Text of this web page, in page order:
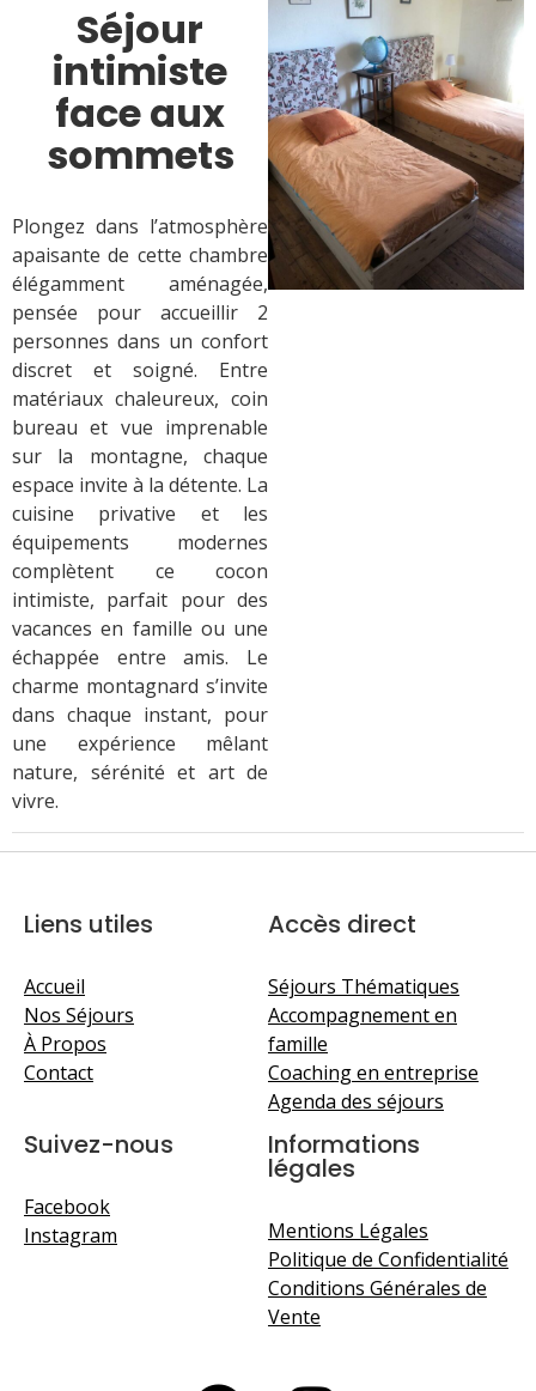
Séjour
intimiste
face aux
sommets
Plongez dans l’atmosphère
apaisante de cette chambre
élégamment aménagée,
pensée pour accueillir 2
personnes dans un confort
discret et soigné. Entre
matériaux chaleureux, coin
bureau et vue imprenable
sur la montagne, chaque
espace invite à la détente. La
cuisine privative et les
équipements modernes
complètent ce cocon
intimiste, parfait pour des
vacances en famille ou une
échappée entre amis. Le
charme montagnard s’invite
dans chaque instant, pour
une expérience mêlant
nature, sérénité et art de
vivre.
Liens utiles
Accueil
Nos Séjours
À Propos
Contact
Accès direct
Séjours Thématiques
Accompagnement en
famille
Coaching en entreprise
Agenda des séjours
Suivez-nous
Facebook
Instagram
Informations
légales
Mentions Légales
Politique de Confidentialité
Conditions Générales de
Vente